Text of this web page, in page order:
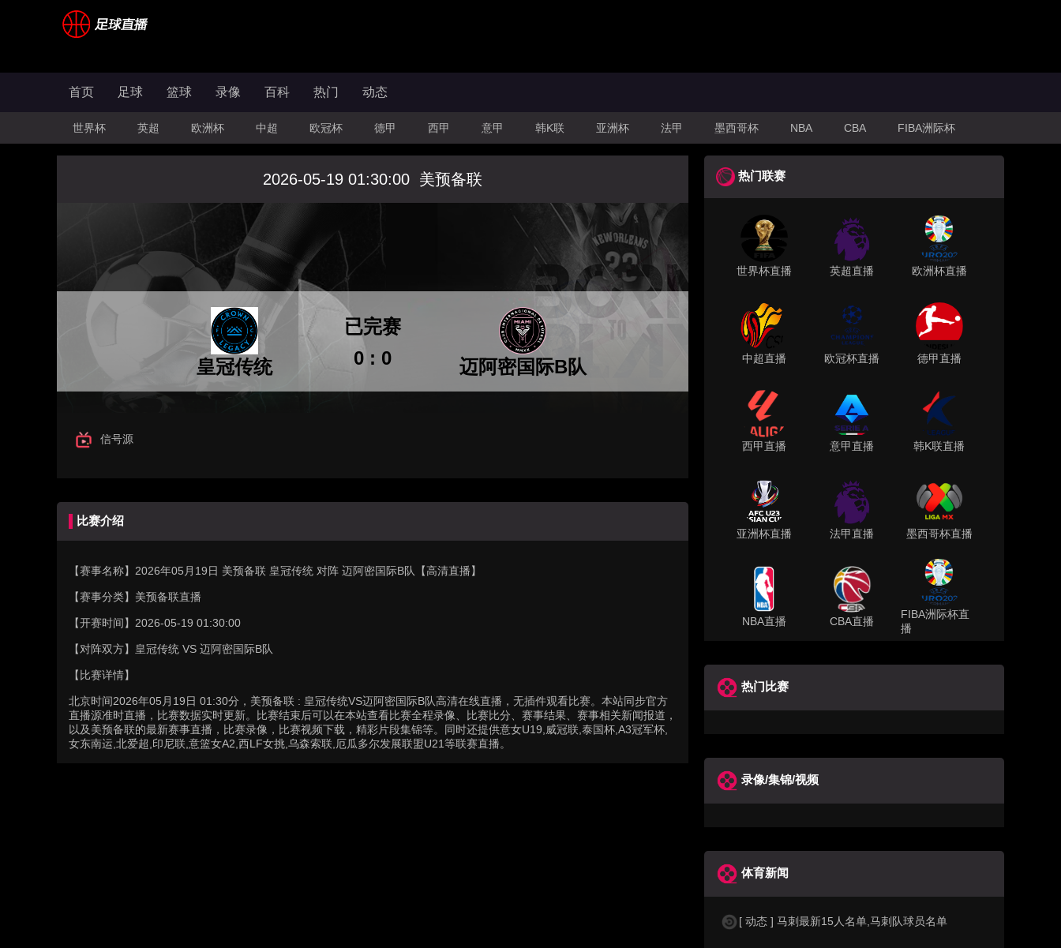
首页 足球 篮球 录像 百科 热门 动态
世界杯 英超 欧洲杯 中超 欧冠杯 德甲 西甲 意甲 韩K联 亚洲杯 法甲 墨西哥杯 NBA CBA FIBA洲际杯
2026-05-19 01:30:00 美预备联
皇冠传统 0 : 0
已完赛
迈阿密国际B队
信号源
比赛介绍
【赛事名称】 2026年05月19日 美预备联 皇冠传统 对阵 迈阿密国际B队【高清直播】
【赛事分类】 美预备联直播
【开赛时间】 2026-05-19 01:30:00
【对阵双方】 皇冠传统 VS 迈阿密国际B队
【比赛详情】
北京时间2026年05月19日 01:30分，美预备联 : 皇冠传统VS迈阿密国际B队高清在线直播，无插件观看比赛。本站同步官方
直播源准时直播，比赛数据实时更新。比赛结束后可以在本站查看比赛全程录像、比赛比分、赛事结果、赛事相关新闻报道，
以及美预备联的最新赛事直播，比赛录像，比赛视频下载，精彩片段集锦等。同时还提供意女U19,威冠联,泰国杯,A3冠军杯,
女东南运,北爱超,印尼联,意篮女A2,西LF女挑,乌森索联,厄瓜多尔发展联盟U21等联赛直播。
热门联赛
世界杯直播 英超直播 欧洲杯直播
中超直播 欧冠杯直播 德甲直播
西甲直播 意甲直播 韩K联直播
亚洲杯直播 法甲直播 墨西哥杯直播
NBA直播 CBA直播
FIBA洲际杯直
播
热门比赛
录像/集锦/视频
体育新闻
[ 动态 ] 马刺最新15人名单,马刺队球员名单